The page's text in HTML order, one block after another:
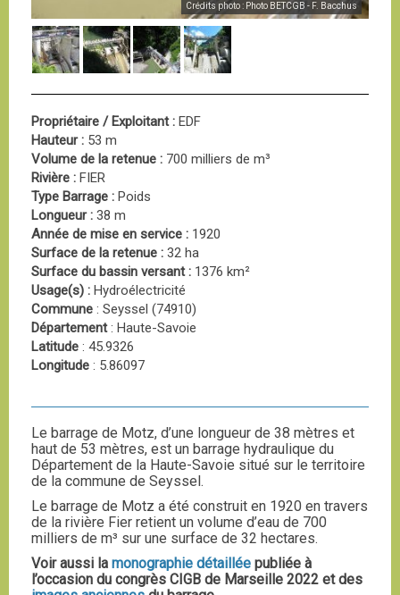
Crédits photo : Photo BETCGB - F. Bacchus
Propriétaire / Exploitant : EDF
Hauteur : 53 m
Volume de la retenue : 700 milliers de m³
Rivière : FIER
Type Barrage : Poids
Longueur : 38 m
Année de mise en service : 1920
Surface de la retenue : 32 ha
Surface du bassin versant : 1376 km²
Usage(s) : Hydroélectricité
Commune : Seyssel (74910)
Département: Haute-Savoie
Latitude : 45.9326
Longitude : 5.86097
Le barrage de Motz, d’une longueur de 38 mètres et
haut de 53 mètres, est un barrage hydraulique du
Département de la Haute-Savoie situé sur le territoire
de la commune de Seyssel.
Le barrage de Motz a été construit en 1920 en travers
de la rivière Fier retient un volume d’eau de 700
milliers de m³ sur une surface de 32 hectares.
Voir aussi la monographie détaillée publiée à
l’occasion du congrès CIGB de Marseille 2022 et des